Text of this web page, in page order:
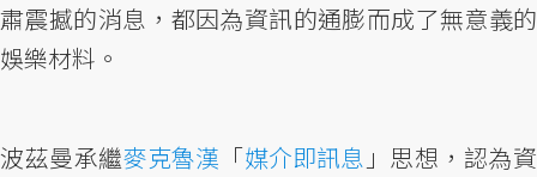
肅震撼的消息，都因為資訊的通膨而成了無意義的
娛樂材料。
波茲曼承繼麥克魯漢 「媒介即訊息 」思想，認為資